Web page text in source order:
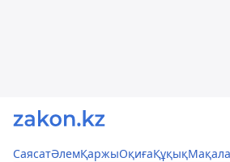
СаясатӘлемҚаржыОқиғаҚұқық